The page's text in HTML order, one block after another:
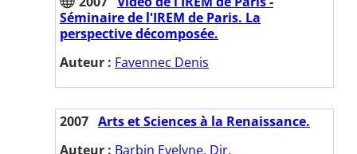
Séminaire de l'IREM de Paris. La
perspective décomposée.
Auteur : Favennec Denis
2007 Arts et Sciences à la Renaissance.
Auteur : Barbin Evelyne. Dir.